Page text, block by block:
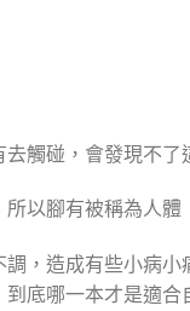
去觸碰，會發現不
所以腳有被稱為人
，造成有些小病小
底哪一本才是適